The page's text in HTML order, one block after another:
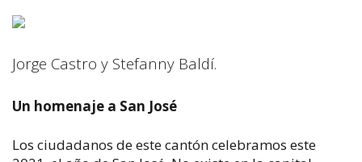
Jorge Castro y Stefanny Baldí.
Un homenaje a San José
Los ciudadanos de este cantón celebramos este